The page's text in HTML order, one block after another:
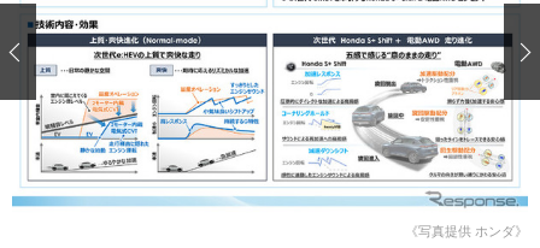
注目の記事
ショップレポート 愛車 File
自動車豆知識 ストップ！不具合修理＆粗悪修理
鈑金・塗装
ディテイリング
ディテイリング 洗車
ヘッドライト磨き コーティング
フィルム・ラッピング
鈑金・塗装
小キズ直し 防錆
特集記事
ストップ 不具合修理＆粗悪修理
カーメーカー「旧車」関連プロジェ
クト
ショップ紹介
《写真提供 ホンダ》